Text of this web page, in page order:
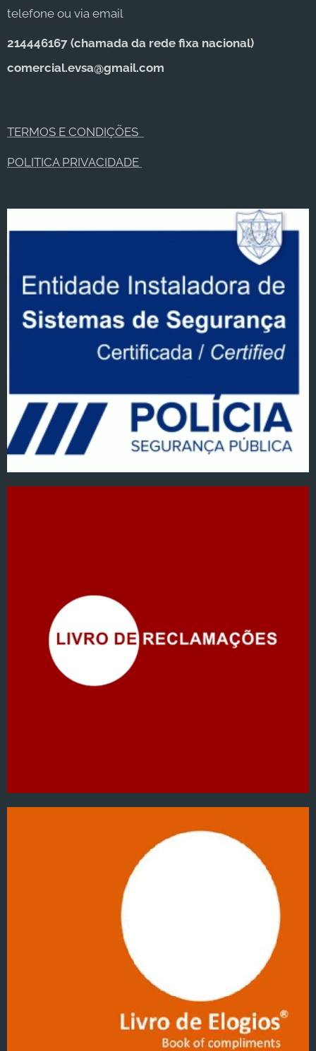
telefone ou via email
214446167 (chamada da rede fixa nacional)
comercial.evsa@gmail.com
TERMOS E CONDIÇÕES
POLITICA PRIVACIDADE